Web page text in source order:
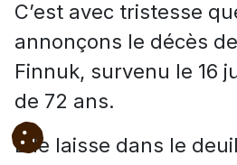
C’est avec tristesse
annonçons le décès
Finnuk, survenu le 16
de 72 ans.
Elle laisse dans le